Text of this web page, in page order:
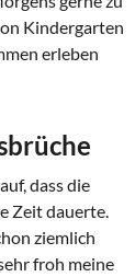
Kindergarten
erleben
dass die
Zeit dauerte.
ziemlich
froh meine